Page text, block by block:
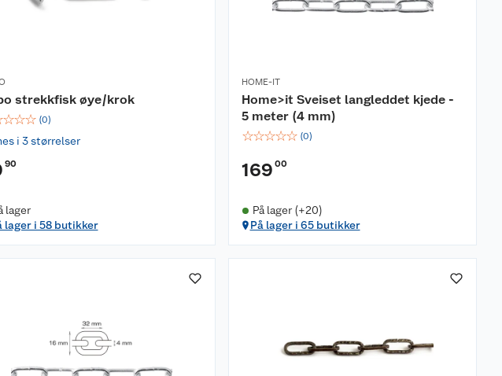
strekkfisk øye/krok
☆☆☆ (0)
i 3 størrelser
90
lager
lager i 58 butikker
HOME-IT
Home>it Sveiset langleddet kjede -
5 meter (4 mm)
☆☆☆☆☆ (0)
169 00
På lager (+20)
På lager i 65 butikker